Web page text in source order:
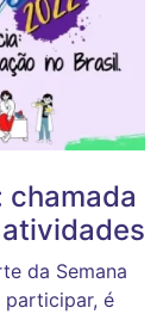
chamada
da Semana
participar, é